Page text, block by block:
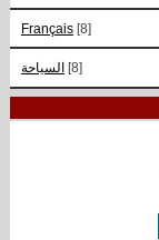
Français [8]
السياحة [8]